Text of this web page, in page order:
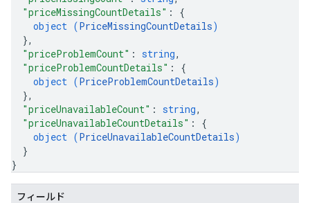
"priceMissingCountDetails" : {
object (PriceMissingCountDetails)
},
"priceProblemCount" : string,
"priceProblemCountDetails" : {
object (PriceProblemCountDetails)
},
"priceUnavailableCount" : string,
"priceUnavailableCountDetails" : {
object (PriceUnavailableCountDetails)
}
}
フィールド